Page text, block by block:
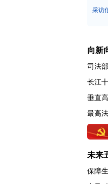
采访
向新
司法
长江
垂直
未来
保障
台风"